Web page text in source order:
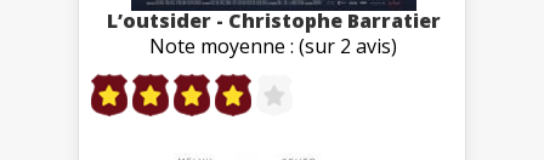
L’outsider - Christophe Barratier
Note moyenne : (sur 2 avis)